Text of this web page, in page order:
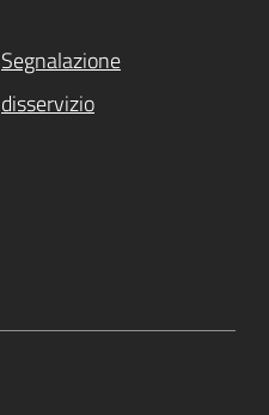
Segnalazione
disservizio